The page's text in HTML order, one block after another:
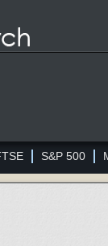
S&P 500